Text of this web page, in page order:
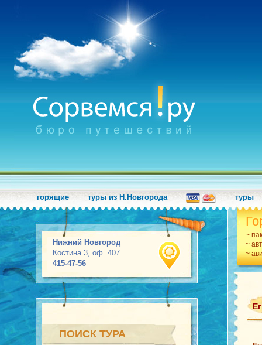
горящие туры из Н.Новгорода туры
Нижний Новгород
Костина 3, оф. 407
415-47-56
~
~
~
ПОИСК ТУРА